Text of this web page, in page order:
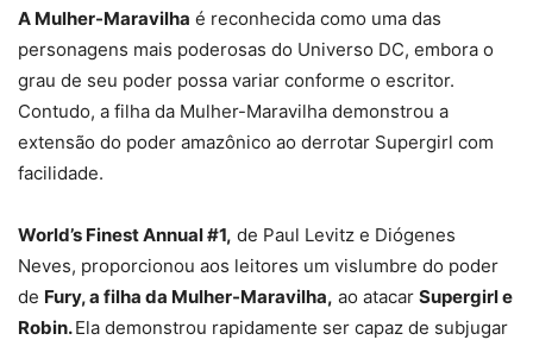
A Mulher-Maravilha é reconhecida como uma das
personagens mais poderosas do Universo DC, embora o
grau de seu poder possa variar conforme o escritor.
Contudo, a filha da Mulher-Maravilha demonstrou a
extensão do poder amazônico ao derrotar Supergirl com
facilidade.
World’s Finest Annual #1, de Paul Levitz e Diógenes
Neves, proporcionou aos leitores um vislumbre do poder
de Fury, a filha da Mulher-Maravilha, ao atacar Supergirl e
Robin.Ela demonstrou rapidamente ser capaz de subjugar